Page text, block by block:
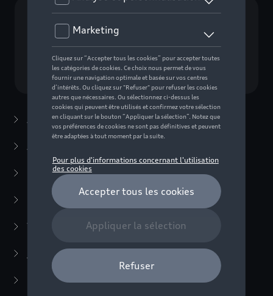
Aucun modèle sélectionné (Tout afficher)
Choisissez un modèle
Accessoires d'été(7)
Accessoires d'hiver
Packs(38)
E-mobilité
Transport (94)
Confort et protection
Systèmes anti-martre(3)